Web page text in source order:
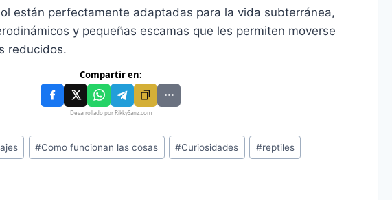
están perfectamente adaptadas para la vida subterránea,
y pequeñas escamas que les permiten moverse
reducidos.
Compartir en:
Desarrollado por RikkySanz.com
#Como funcionan las cosas #Curiosidades #reptiles